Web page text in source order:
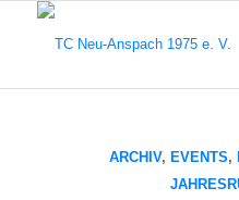
ARCHIV, EVENTS,